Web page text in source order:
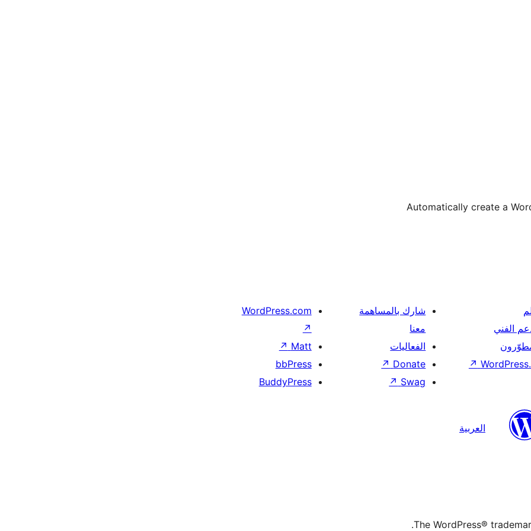
Automatically create a
الفني
↗
شارك بالمساهمة
معنا
الفعاليات
Donate
↗
Swag
↗
WordPress.com
↗
Matt
↗
bbPress
BuddyPress
العربية
The WordPress®